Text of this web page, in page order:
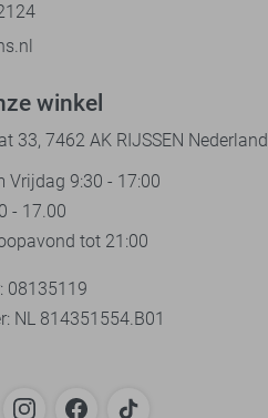
winkel
33, 7462 AK RIJSSEN Nederland
Vrijdag 9:30 - 17:00
- 17.00
tot 21:00
08135119
NL 814351554.B01